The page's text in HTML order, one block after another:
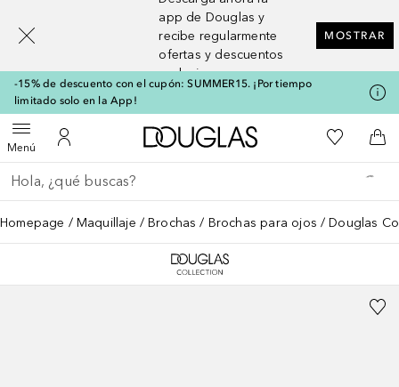
app de Douglas y
recibe regularmente
ofertas y descuentos
exclusivos
MOSTRAR
-15% de descuento con el cupón: SUMMER15. ¡Por tiempo
limitado solo en la App!
MenúAbrir menúMi cuenta
A Douglas HomeMi lista de
A
Regresar
Ejecutar búsqueda
Homepage Maquillaje Brochas Brochas para ojos Douglas
[navigation.slideout.screenreader]